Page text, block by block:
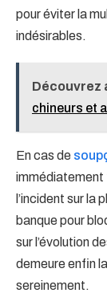
pour éviter la
indésirables.
Découvrez
chineurs et
En cas de
immédiatement
l’incident sur
banque pour
sur l’évolution
demeure enfin
sereinement.